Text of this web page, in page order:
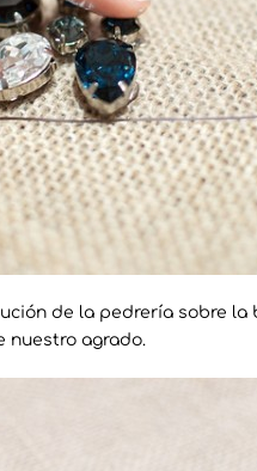
de la pedrería sobre la
nuestro agrado.